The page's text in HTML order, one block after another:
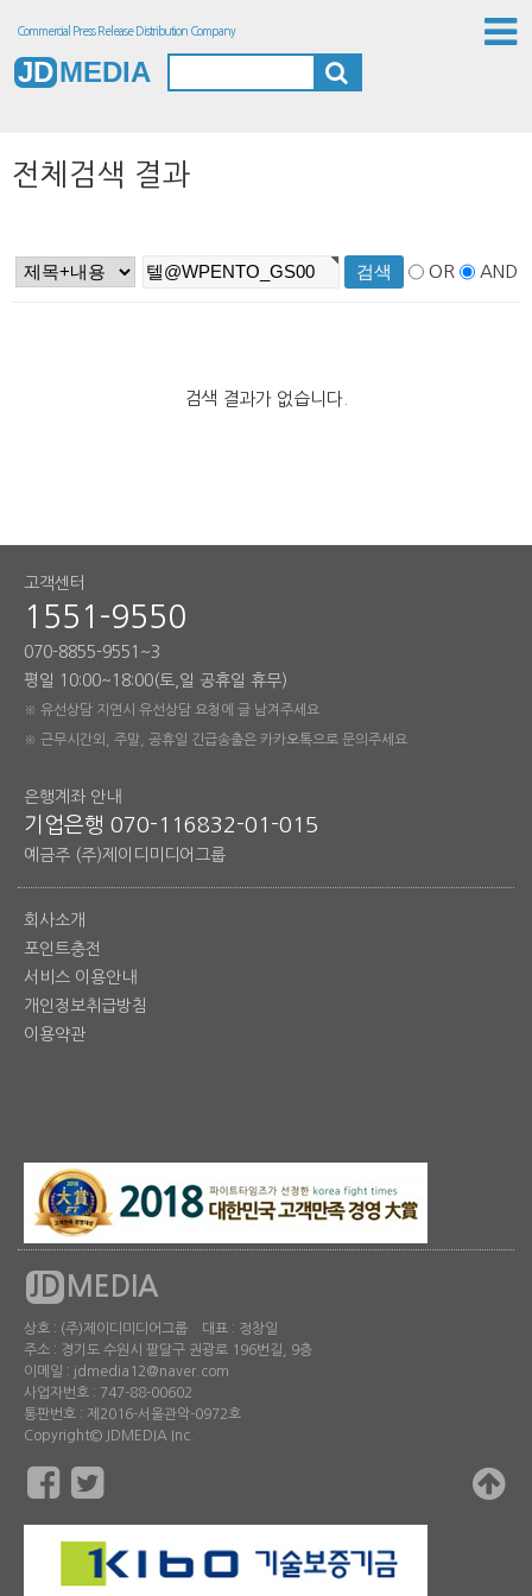
Commercial Press Release Distribution Company
JD MEDIA
전체검색 결과
OR AND
검색 결과가 없습니다.
고객센터
1551-9550
070-8855-9551~3
평일 10:00~18:00(토,일 공휴일 휴무)
※ 유선상담 지연시 유선상담 요청에 글 남겨주세요
※ 근무시간외, 주말, 공휴일 긴급송출은 카카오톡으로 문의주세요
은행계좌 안내
기업은행 070-116832-01-015
예금주 (주)제이디미디어그룹
회사소개
포인트충전
서비스 이용안내
개인정보취급방침
이용약관
JD MEDIA
상호 : (주)제이디미디어그룹 대표 : 정창일
주소 : 경기도 수원시 팔달구 권광로 196번길, 9층
이메일 : jdmedia12@naver.com
사업자번호 : 747-88-00602
통판번호 : 제2016-서울관악-0972호
Copyright© JDMEDIA Inc.